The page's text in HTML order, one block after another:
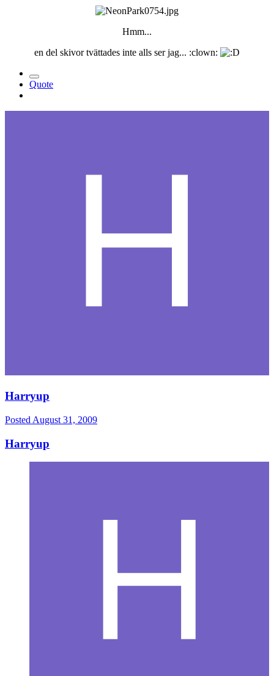
Hmm...
en del skivor tvättades inte alls ser jag... :clown:
Quote
Harryup
Posted August 31, 2009
Harryup